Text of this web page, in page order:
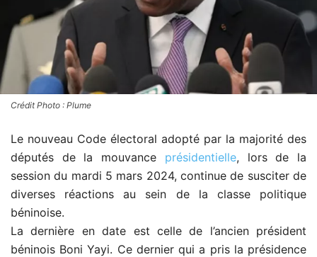
Crédit Photo : Plume
Le nouveau Code électoral adopté par la majorité des
députés de la mouvance présidentielle, lors de la
session du mardi 5 mars 2024, continue de susciter de
diverses réactions au sein de la classe politique
béninoise.
La dernière en date est celle de l’ancien président
béninois Boni Yayi. Ce dernier qui a pris la présidence